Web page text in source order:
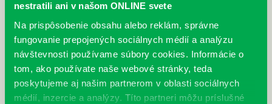
nestratili ani v našom ONLINE svete
Na prispôsobenie obsahu alebo reklám, správne
fungovanie prepojených sociálnych médií a analýzu
návštevnosti používame súbory cookies. Informácie o
tom, ako používate naše webové stránky, teda
poskytujeme aj našim partnerom v oblasti sociálnych
médií, inzercie a analýzy. Títo partneri môžu príslušné